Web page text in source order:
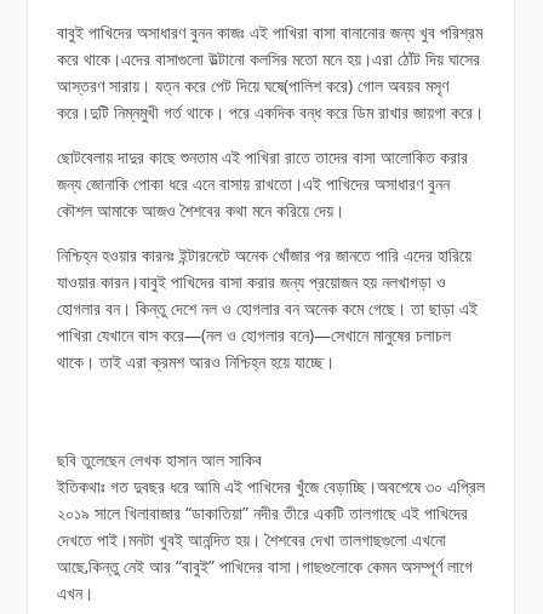
বাবুই পাখিদের অসাধারণ বুনন কাজঃ এই পাখিরা বাসা বানানোর জন্য খুব পরিশ্রম
করে থাকে।এদের বাসাগুলো উল্টানো কলসির মতো মনে হয়।এরা ঠোঁট দিয় ঘাসের
আস্তরণ সারায়। যত্ন করে পেট দিয়ে ঘষে(পালিশ করে) গোল অবয়ব মসৃণ
করে।দুটি নিম্নমুখী গর্ত থাকে। পরে একদিক বন্ধ করে ডিম রাখার জায়গা করে।
ছোটবেলায় দাদুর কাছে শুনতাম এই পাখিরা রাতে তাদের বাসা আলোকিত করার
জন্য জোনাকি পোকা ধরে এনে বাসায় রাখতো।এই পাখিদের অসাধারণ বুনন
কৌশল আমাকে আজও শৈশবের কথা মনে করিয়ে দেয়।
নিশ্চিহ্ন হওয়ার কারনঃ ইন্টারনেটে অনেক খোঁজার পর জানতে পারি এদের হারিয়ে
যাওয়ার কারন।বাবুই পাখিদের বাসা করার জন্য প্রয়োজন হয় নলখাগড়া ও
হোগলার বন। কিন্তু দেশে নল ও হোগলার বন অনেক কমে গেছে। তা ছাড়া এই
পাখিরা যেখানে বাস করে—(নল ও হোগলার বনে)—সেখানে মানুষের চলাচল
থাকে। তাই এরা ক্রমশ আরও নিশ্চিহ্ন হয়ে যাচ্ছে।
ছবি তুলেছেন লেখক হাসান আল সাকিব
ইতিকথাঃ গত দুবছর ধরে আমি এই পাখিদের খুঁজে বেড়াচ্ছি।অবশেষে ৩০ এপ্রিল
২০১৯ সালে খিলাবাজার “ডাকাতিয়া” নদীর তীরে একটি তালগাছে এই পাখিদের
দেখতে পাই।মনটা খুবই আনন্দিত হয়। শৈশবের দেখা তালগাছগুলো এখনো
আছে,কিন্তু নেই আর “বাবুই” পাখিদের বাসা।গাছগুলোকে কেমন অসম্পূর্ণ লাগে
এখন।